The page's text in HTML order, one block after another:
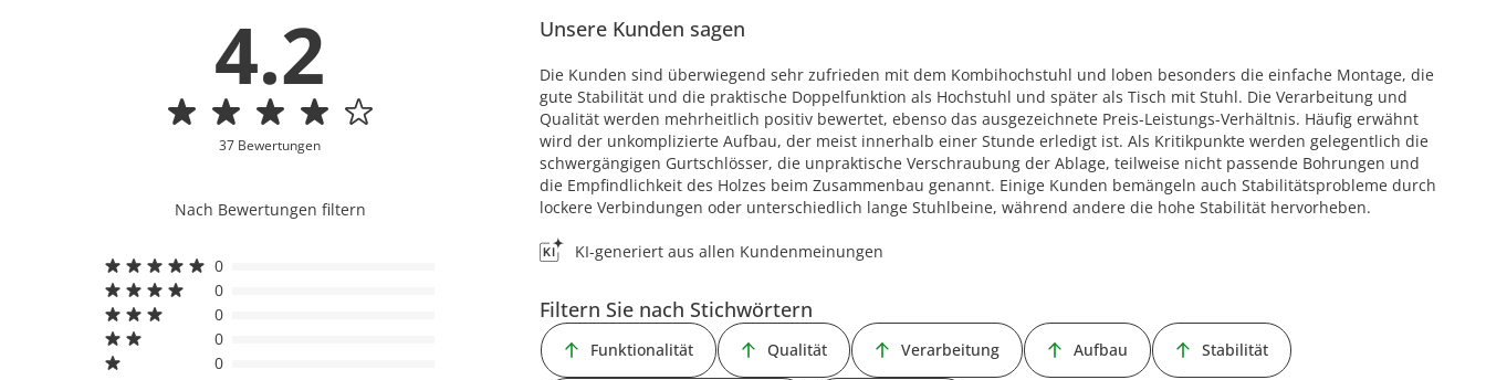
4.2
37 Bewertungen
Nach Bewertungen filtern
0
0
0
0
0
Unsere Kunden sagen
Die Kunden sind überwiegend sehr zufrieden mit dem Kombihochstuhl und loben besonders die einfache Montage, die
gute Stabilität und die praktische Doppelfunktion als Hochstuhl und später als Tisch mit Stuhl. Die Verarbeitung und
Qualität werden mehrheitlich positiv bewertet, ebenso das ausgezeichnete Preis-Leistungs-Verhältnis. Häufig erwähnt
wird der unkomplizierte Aufbau, der meist innerhalb einer Stunde erledigt ist. Als Kritikpunkte werden gelegentlich die
schwergängigen Gurtschlösser, die unpraktische Verschraubung der Ablage, teilweise nicht passende Bohrungen und
die Empfindlichkeit des Holzes beim Zusammenbau genannt. Einige Kunden bemängeln auch Stabilitätsprobleme durch
lockere Verbindungen oder unterschiedlich lange Stuhlbeine, während andere die hohe Stabilität hervorheben.
KI-generiert aus allen Kundenmeinungen
Filtern Sie nach Stichwörtern
Funktionalität Qualität Verarbeitung Aufbau Stabilität